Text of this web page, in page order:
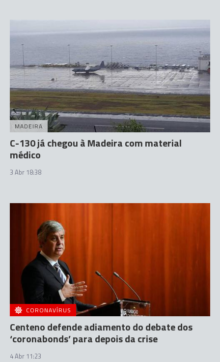
MADEIRA
C-130 já chegou à Madeira com material
médico
3 Abr 18:38
CORONAVÍRUS
Centeno defende adiamento do debate dos
‘coronabonds’ para depois da crise
4 Abr 11:23